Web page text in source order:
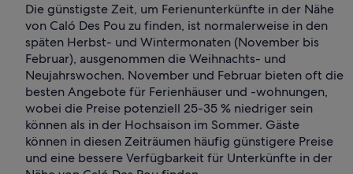
Die günstigste Zeit, um Ferienunterkünfte in der Nähe
von Caló Des Pou zu finden, ist normalerweise in den
späten Herbst- und Wintermonaten (November bis
Februar), ausgenommen die Weihnachts- und
Neujahrswochen. November und Februar bieten oft die
besten Angebote für Ferienhäuser und -wohnungen,
wobei die Preise potenziell 25-35 % niedriger sein
können als in der Hochsaison im Sommer. Gäste
können in diesen Zeiträumen häufig günstigere Preise
und eine bessere Verfügbarkeit für Unterkünfte in der